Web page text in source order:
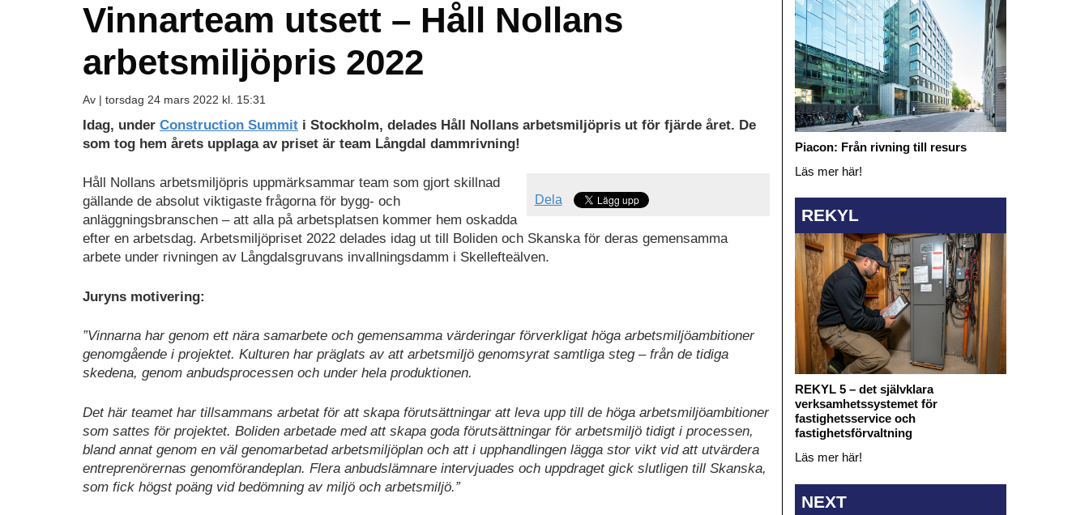
Vinnarteam utsett – Håll Nollans
arbetsmiljöpris 2022
Av | torsdag 24 mars 2022 kl. 15:31
Idag, under Construction Summit i Stockholm, delades Håll Nollans arbetsmiljöpris ut för fjärde året. De
som tog hem årets upplaga av priset är team Långdal dammrivning!
Dela
Håll Nollans arbetsmiljöpris uppmärksammar team som gjort skillnad
gällande de absolut viktigaste frågorna för bygg- och
anläggningsbranschen – att alla på arbetsplatsen kommer hem oskadda
efter en arbetsdag. Arbetsmiljöpriset 2022 delades idag ut till Boliden och Skanska för deras gemensamma
arbete under rivningen av Långdalsgruvans invallningsdamm i Skellefteälven.
Juryns motivering:
”Vinnarna har genom ett nära samarbete och gemensamma värderingar förverkligat höga arbetsmiljöambitioner
genomgående i projektet. Kulturen har präglats av att arbetsmiljö genomsyrat samtliga steg – från de tidiga
skedena, genom anbudsprocessen och under hela produktionen.
Det här teamet har tillsammans arbetat för att skapa förutsättningar att leva upp till de höga arbetsmiljöambitioner
som sattes för projektet. Boliden arbetade med att skapa goda förutsättningar för arbetsmiljö tidigt i processen,
bland annat genom en väl genomarbetad arbetsmiljöplan och att i upphandlingen lägga stor vikt vid att utvärdera
entreprenörernas genomförandeplan. Flera anbudslämnare intervjuades och uppdraget gick slutligen till Skanska,
som fick högst poäng vid bedömning av miljö och arbetsmiljö.”
Piacon: Från rivning till resurs
Läs mer här!
REKYL
REKYL 5 – det självklara
verksamhetssystemet för
fastighetsservice och
fastighetsförvaltning
Läs mer här!
NEXT